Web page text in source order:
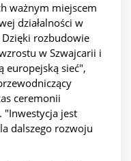
ważnym miejscem
działalności w
Dzięki rozbudowie
w Szwajcarii i
europejską sieć",
ceremonii
"Inwestycja jest
dalszego rozwoju